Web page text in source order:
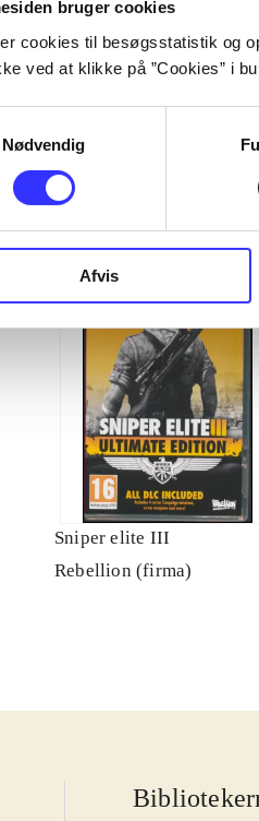
bruger cookies
cookies til besøgsstatistik og
ved at klikke på ”Cookies” i
Nødvendig
Afvis
...
...
Sniper elite III
Rebellion (firma)